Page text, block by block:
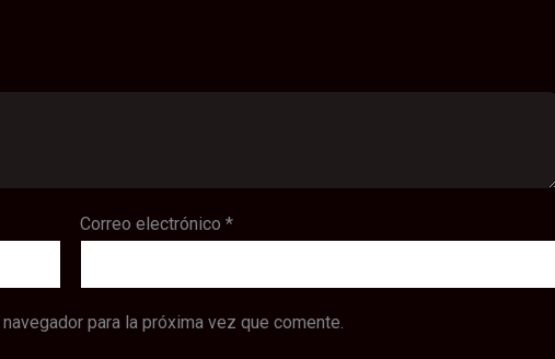
Correo electrónico*
para la próxima vez que comente.